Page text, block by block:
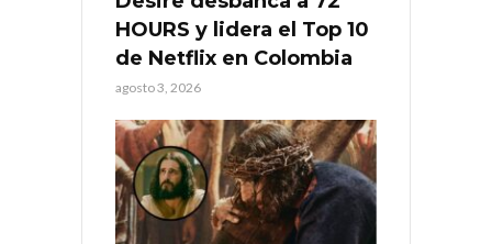
HOURS y lidera el Top 10
de Netflix en Colombia
agosto 3, 2026